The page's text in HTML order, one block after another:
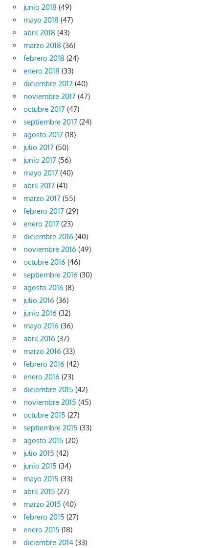
junio 2018 (49)
mayo 2018 (47)
abril 2018 (43)
marzo 2018 (36)
febrero 2018 (24)
enero 2018 (33)
diciembre 2017 (40)
noviembre 2017 (47)
octubre 2017 (47)
septiembre 2017 (24)
agosto 2017 (18)
julio 2017 (50)
junio 2017 (56)
mayo 2017 (40)
abril 2017 (41)
marzo 2017 (55)
febrero 2017 (29)
enero 2017 (23)
diciembre 2016 (40)
noviembre 2016 (49)
octubre 2016 (46)
septiembre 2016 (30)
agosto 2016 (8)
julio 2016 (36)
junio 2016 (32)
mayo 2016 (36)
abril 2016 (37)
marzo 2016 (33)
febrero 2016 (42)
enero 2016 (23)
diciembre 2015 (42)
noviembre 2015 (45)
octubre 2015 (27)
septiembre 2015 (33)
agosto 2015 (20)
julio 2015 (42)
junio 2015 (34)
mayo 2015 (33)
abril 2015 (27)
marzo 2015 (40)
febrero 2015 (27)
enero 2015 (18)
diciembre 2014 (33)